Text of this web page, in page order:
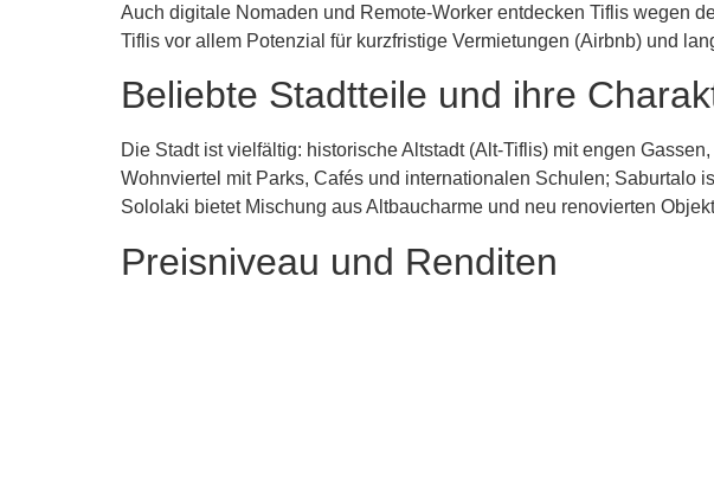
Auch digitale Nomaden und Remote-Worker entdecken Tiflis wegen
Tiflis vor allem Potenzial für kurzfristige Vermietungen (Airbnb) und
Beliebte Stadtteile und ihre
Die Stadt ist vielfältig: historische Altstadt (Alt-Tiflis) mit engen
Wohnviertel mit Parks, Cafés und internationalen Schulen; Saburtalo
Sololaki bietet Mischung aus Altbaucharme und neu renovierten
Preisniveau und Renditen